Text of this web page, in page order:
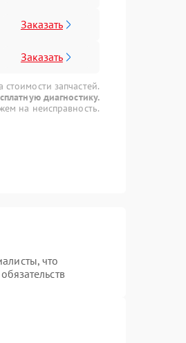
Заказать
Заказать
запчастей.
диагностику.
на неисправность.
что